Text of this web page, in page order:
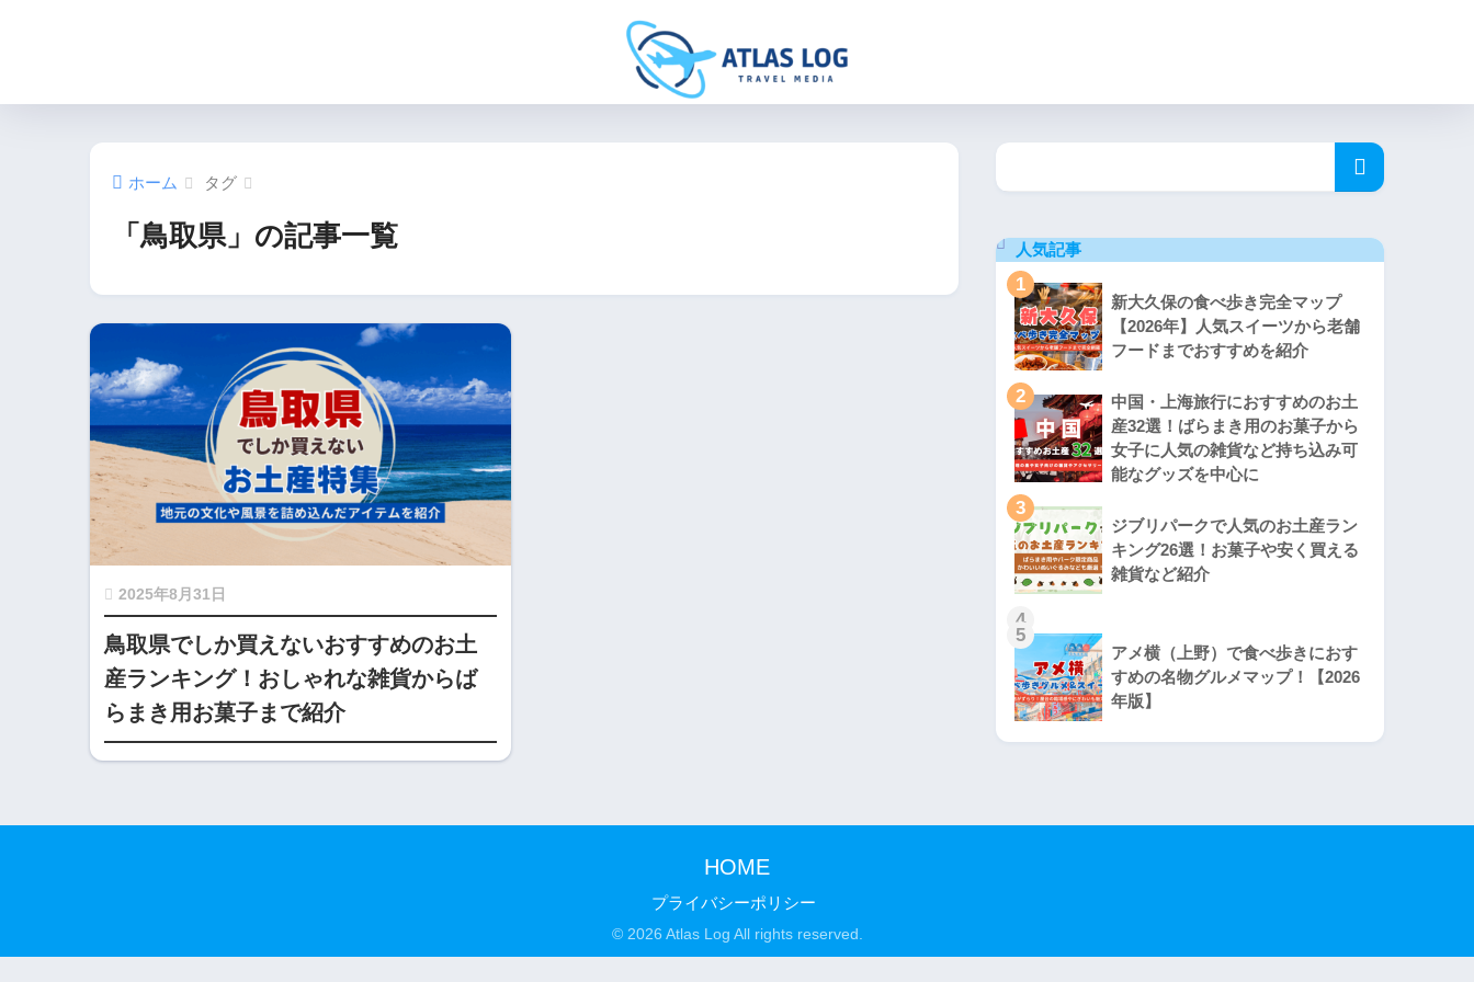
ホーム タグ
「鳥取県」の記事一覧
2025年8月31日
鳥取県でしか買えないおすすめのお土
産ランキング！おしゃれな雑貨からば
らまき用お菓子まで紹介
人気記事
1
新大久保の食べ歩き完全マップ
【2026年】人気スイーツから老舗
フードまでおすすめを紹介
2
中国・上海旅行におすすめのお土
産32選！ばらまき用のお菓子から
女子に人気の雑貨など持ち込み可
能なグッズを中心に
3
ジブリパークで人気のお土産ラン
キング26選！お菓子や安く買える
雑貨など紹介
4
5
アメ横（上野）で食べ歩きにおす
すめの名物グルメマップ！【2026
年版】
HOME
プライバシーポリシー
© 2026 Atlas Log All rights reserved.